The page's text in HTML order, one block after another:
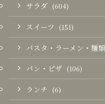
サラダ (604)
スイーツ (151)
パスタ・ラーメン・麺類
パン・ピザ (106)
ランチ (6)